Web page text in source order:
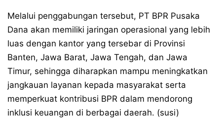
Melalui penggabungan tersebut, PT BPR Pusaka
Dana akan memiliki jaringan operasional yang lebih
luas dengan kantor yang tersebar di Provinsi
Banten, Jawa Barat, Jawa Tengah, dan Jawa
Timur, sehingga diharapkan mampu meningkatkan
jangkauan layanan kepada masyarakat serta
memperkuat kontribusi BPR dalam mendorong
inklusi keuangan di berbagai daerah. (susi)